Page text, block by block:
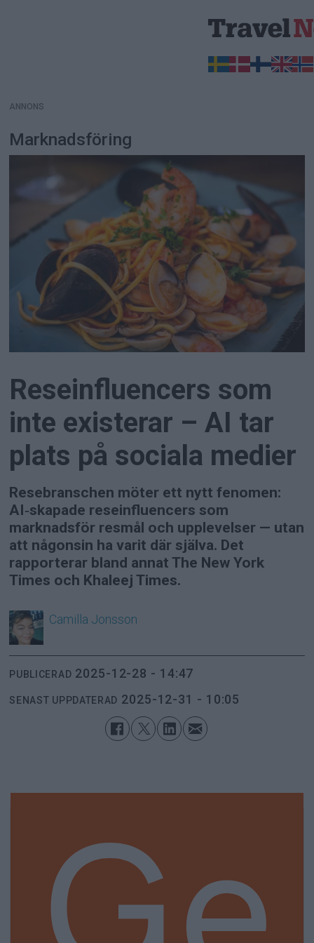
ANNONS
Marknadsföring
Reseinfluencers som
inte existerar – AI tar
plats på sociala medier
Resebranschen möter ett nytt fenomen:
AI‑skapade reseinfluencers som
marknadsför resmål och upplevelser — utan
att någonsin ha varit där själva. Det
rapporterar bland annat The New York
Times och Khaleej Times.
Camilla Jonsson
PUBLICERAD 2025-12-28 - 14:47
SENAST UPPDATERAD 2025-12-31 - 10:05